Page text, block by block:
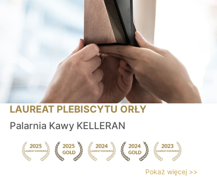
LAUREAT PLEBISCYTU ORŁY
Palarnia Kawy KELLERAN
Pokaż więcej >>